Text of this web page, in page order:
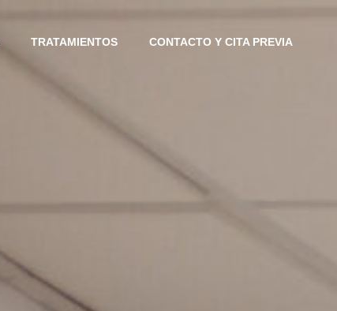
TRATAMIENTOS CONTACTO Y CITA PREVIA